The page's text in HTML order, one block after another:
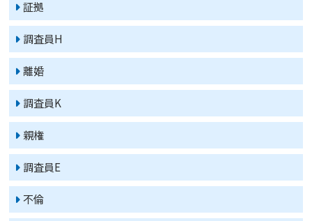
証拠
調査員H
離婚
調査員K
親権
調査員E
不倫